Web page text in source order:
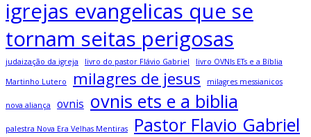
igrejas evangelicas que se
tornam seitas perigosas
judaização da igreja livro do pastor Flávio Gabriel livro OVNIs ETs e a Bíblia
Martinho Lutero milagres de jesus milagres messianicos
nova aliança ovnis ovnis ets e a biblia
palestra Nova Era Velhas Mentiras Pastor Flavio Gabriel